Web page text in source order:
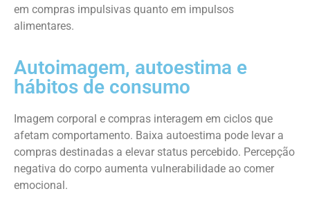
em compras impulsivas quanto em impulsos
alimentares.
Autoimagem, autoestima e
hábitos de consumo
Imagem corporal e compras interagem em ciclos que
afetam comportamento. Baixa autoestima pode levar a
compras destinadas a elevar status percebido. Percepção
negativa do corpo aumenta vulnerabilidade ao comer
emocional.